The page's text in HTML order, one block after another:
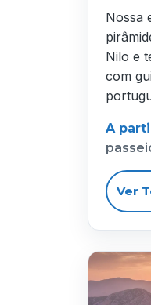
Nossa
Nilo e
com
A
Ver